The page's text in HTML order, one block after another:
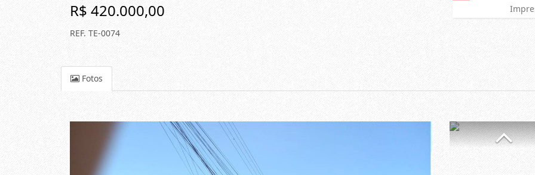
R$ 420.000,00
REF. TE-0074
Fotos